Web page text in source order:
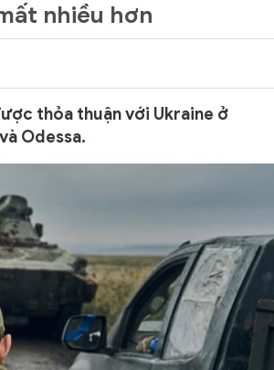
nhiều hơn
thỏa thuận với Ukraine ở
Odessa.